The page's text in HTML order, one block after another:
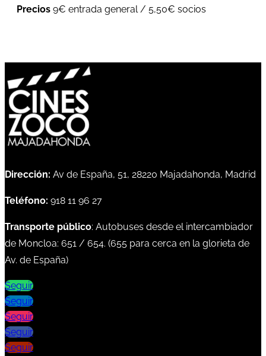
Precios 9€ entrada general / 5,50€ socios
Dirección: Av de España, 51, 28220 Majadahonda, Madrid
Teléfono: 918 11 96 27
Transporte público: Autobuses desde el intercambiador
de Moncloa: 651 / 654. (655 para cerca en la glorieta de
Av. de España)
Seguir
Seguir
Seguir
Seguir
Seguir